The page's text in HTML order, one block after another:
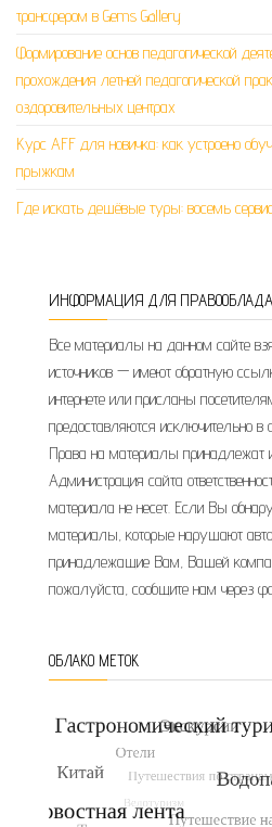
трансфером в Gems Gallery
Формирование основ педагогической
прохождения летней педагогической
оздоровительных центрах
Курс AFF для новичка: как устроено
прыжкам
Где искать дешёвые туры: восемь
ИНФОРМАЦИЯ ДЛЯ
Все материалы на данном сайте
источников — имеют обратную
интернете или присланы
предоставляются исключительно
Права на материалы принадлежат
Администрация сайта
материала не несет. Если Вы
материалы, которые нарушают
принадлежащие Вам, Вашей
пожалуйста, сообщите нам через
ОБЛАКО МЕТОК